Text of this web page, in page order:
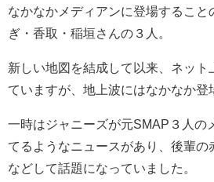
なかなかメディアンに登場すること
ぎ・香取・稲垣さんの３人。
新しい地図を結成して以来、ネット
ていますが、地上波にはなかなか登
一時はジャニーズが元SMAP３人の
てるようなニュースがあり、後輩の
などして話題になっていました。